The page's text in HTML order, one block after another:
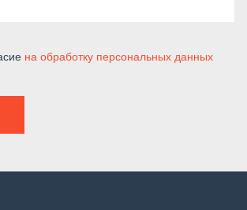
на обработку персональных данных